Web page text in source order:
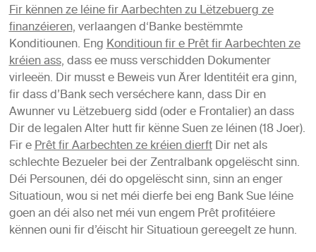
Fir kënnen ze léine fir Aarbechten zu Lëtzebuerg ze
finanzéieren, verlaangen d‘Banke bestëmmte
Konditiounen. EngKonditioun fir e Prêt fir Aarbechten ze
kréien ass, dass ee muss verschidden Dokumenter
virleeën. Dir musst e Beweis vun Ärer Identitéit era ginn,
fir dass d’Bank sech verséchere kann, dass Dir en
Awunner vu Lëtzebuerg sidd (oder e Frontalier) an dass
Dir de legalen Alter hutt fir kënne Suen ze léinen (18 Joer).
Fir ePrêt fir Aarbechten ze kréien dierftDir net als
schlechte Bezueler bei der Zentralbank opgelëscht sinn.
Déi Persounen, déi do opgelëscht sinn, sinn an enger
Situatioun, wou si net méi dierfe bei eng Bank Sue léine
goen an déi also net méi vun engem Prêt profitéiere
kënnen ouni fir d’éischt hir Situatioun gereegelt ze hunn.